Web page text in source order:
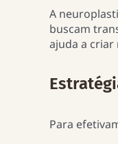
A
buscam
ajuda a
Para